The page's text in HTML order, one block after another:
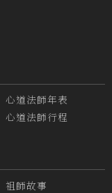
心道法師年表
心道法師行程
祖師故事